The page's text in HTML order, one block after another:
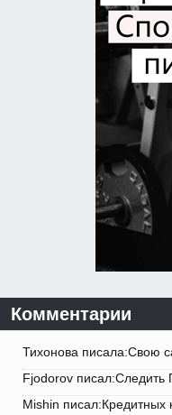
Комментарии
Тихонова писала:Свою
Fjodorov писал:Следить
Mishin писал:Кредитных